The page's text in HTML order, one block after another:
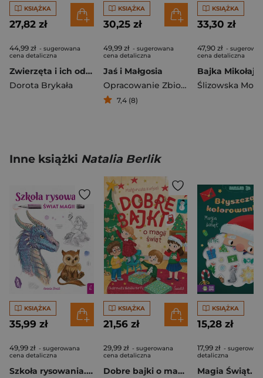
KSIĄŻKA
27,82 zł
44,99 zł - sugerowana
cena detaliczna
Zwierzęta i ich odgłosy
Dorota Brykała
KSIĄŻKA
30,25 zł
49,99 zł - sugerowana
cena detaliczna
Jaś i Małgosia
Opracowanie Zbiorowe
7,4 (8)
KSIĄŻKA
33,30 zł
47,90 zł -
cena detaliczna
Ślizowska
Inne książki Natalia Berlik
KSIĄŻKA
35,99 zł
49,99 zł - sugerowana
cena detaliczna
Szkoła rysowania. Świat magii
KSIĄŻKA
21,56 zł
29,99 zł - sugerowana
cena detaliczna
Dobre bajki o magii świąt
KSIĄŻKA
15,28 zł
17,99 zł -
detaliczna